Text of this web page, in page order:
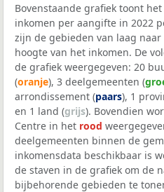
Bovenstaande grafiek toont
inkomen per aangifte in 2022
zijn de gebieden van laag
hoogte van het inkomen. De
de grafiek weergegeven: 20
(oranje), 3 deelgemeenten (
arrondissement (paars), 1
en 1 land (grijs). Bovendien
Centre in het rood
deelgemeenten binnen de
inkomensdata beschikbaar is
de staven in de grafiek om de
bijbehorende gebieden te